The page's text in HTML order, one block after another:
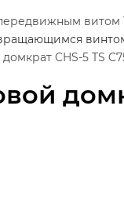
витом
CHS-5 TS